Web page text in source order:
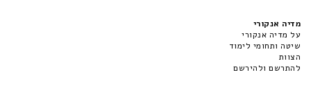
מדיה אנקורי
על מדיה אנקורי
שיטה ותחומי לימוד
הצוות
להתרשם ולהירשם